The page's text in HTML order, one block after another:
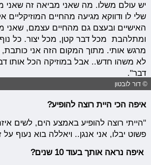
יש עולם משלו. מה שאני מביאה זה שאני
שלי לו ודווקא מגיעה מהחיים המוזיקליים
האישיים ובעצם גם מהחיים עצמם, שאני
ומתלהבת מכל דבר קטן, מכל יצור. כל
מרגש אותי. מתוך המקום הזה אני כותבת,
לא משהו חדש.. אבל במוזיקה הכל אותו
דבר".
© דור לובטון
איפה הכי היית רוצה להופיע?
"הייתי רוצה להופיע באמצע הים, לשים
פשוט יבלו, אני אנגן.. ויאללה בוא נעוף
איפה נראה אותך בעוד 10 שנים?